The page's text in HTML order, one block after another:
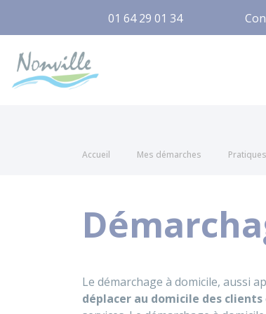
01 64 29 01 34
Accueil Mes démarches
Le démarchage à domicile, aussi
déplacer au domicile des clients